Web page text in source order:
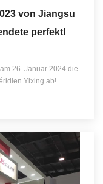
von Jiangsu
perfekt!
26. Januar 2024 die
Yixing ab!